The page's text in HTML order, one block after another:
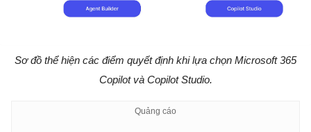
Sơ đồ thể hiện các điểm quyết định khi lựa chọn Microsoft 365
Copilot và Copilot Studio.